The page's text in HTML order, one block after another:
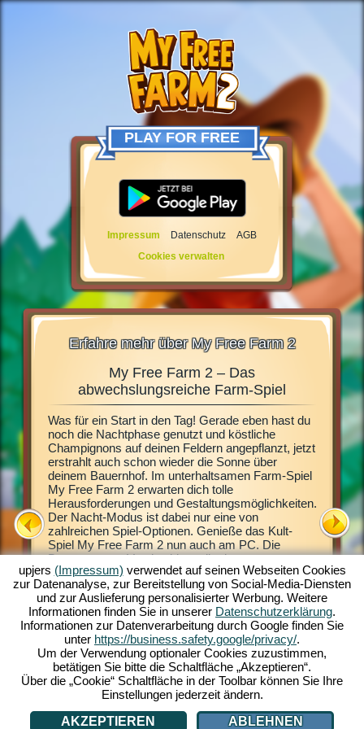
PLAY FOR FREE
Impressum Datenschutz
AGB
Cookies verwalten
Erfahre mehr über My Free Farm 2
es
nun
My Free Farm 2 – Das
abwechslungsreiche Farm-Spiel
Was für ein Start in den Tag! Gerade eben hast du
noch die Nachtphase genutzt und köstliche
Champignons auf deinen Feldern angepflanzt, jetzt
erstrahlt auch schon wieder die Sonne über
deinem Bauernhof. Im unterhaltsamen Farm-Spiel
My Free Farm 2 erwarten dich tolle
Herausforderungen und Gestaltungsmöglichkeiten.
Der Nacht-Modus ist dabei nur eine von
zahlreichen Spiel-Optionen. Genieße das Kult-
Spiel My Free Farm 2 nun auch am PC. Die
Browsergame-Version bietet dir ein
herausragendes Farm-Spiel-Erlebnis. Halte und
züchte Tiere, bewirtschafte deine Felder, hol die
Ernte ein und stelle leckere Waren für deine
Kunden her. Registriere dich gratis und spiel mit!
auch
die
Kunden
dich in
upjers (Impressum) verwendet auf seinen Webseiten Cookies
zur Datenanalyse, zur Bereitstellung von Social-Media-Diensten
und zur Auslieferung personalisierter Werbung. Weitere
Informationen finden Sie in unserer Datenschutzerklärung.
Informationen zur Datenverarbeitung durch Google finden Sie
unter https://business.safety.google/privacy/.
Um der Verwendung optionaler Cookies zuzustimmen,
betätigen Sie bitte die Schaltfläche „Akzeptieren“.
Über die „Cookie“ Schaltfläche in der Toolbar können Sie Ihre
Einstellungen jederzeit ändern.
AKZEPTIEREN
ABLEHNEN